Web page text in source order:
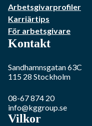
Arbetsgivarprofiler
Karriärtips
För arbetsgivare
Kontakt
Sandhamnsgatan 63C
115 28 Stockholm
08-67 874 20
info@kggroup.se
Vilkor